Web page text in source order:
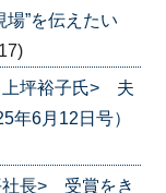
”を伝えたい
坪裕子氏> 夫
年6月12日号）
長> 受賞をき